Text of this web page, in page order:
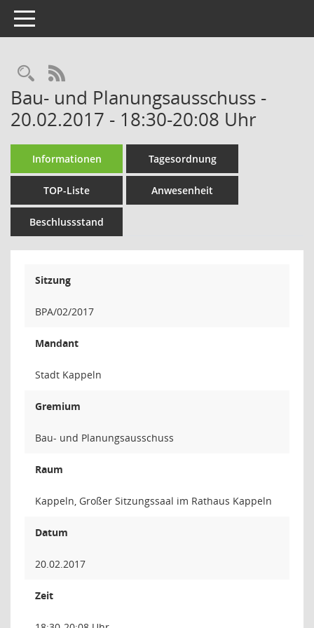
Toggle navigation
Rechercheauswahl
RSS-Feed
Bau- und Planungsausschuss -
20.02.2017 - 18:30-20:08 Uhr
Informationen Tagesordnung
TOP-Liste Anwesenheit
Beschlussstand
Sitzung
BPA/02/2017
Mandant
Stadt Kappeln
Gremium
Bau- und Planungsausschuss
Raum
Kappeln, Großer Sitzungssaal im Rathaus Kappeln
Datum
20.02.2017
Zeit